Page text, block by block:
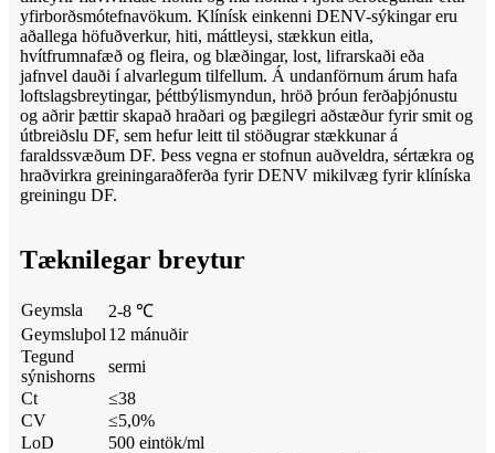
yfirborðsmótefnavökum. Klínísk einkenni DENV-sýkingar eru
aðallega höfuðverkur, hiti, máttleysi, stækkun eitla,
hvítfrumnafæð og fleira, og blæðingar, lost, lifrarskaði eða
jafnvel dauði í alvarlegum tilfellum. Á undanförnum árum hafa
loftslagsbreytingar, þéttbýlismyndun, hröð þróun ferðaþjónustu
og aðrir þættir skapað hraðari og þægilegri aðstæður fyrir smit og
útbreiðslu DF, sem hefur leitt til stöðugrar stækkunar á
faraldssvæðum DF. Þess vegna er stofnun auðveldra, sértækra og
hraðvirkra greiningaraðferða fyrir DENV mikilvæg fyrir klíníska
greiningu DF.
Tæknilegar breytur
Geymsla
2-8 ℃
Geymsluþol 12 mánuðir
Tegund
sýnishorns
sermi
Ct
≤38
CV
≤5,0%
LoD
500 eintök/ml